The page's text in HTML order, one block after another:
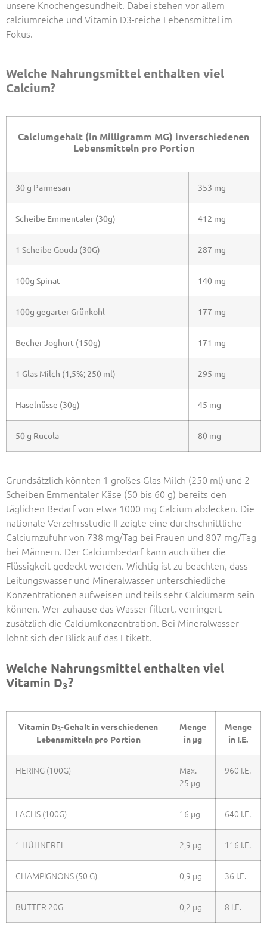
unsere Knochengesundheit. Dabei stehen vor allem
calciumreiche und Vitamin D3-reiche Lebensmittel im
Fokus.
Welche Nahrungsmittel enthalten viel
Calcium?
Calciumgehalt (in Milligramm MG) inverschiedenen
Lebensmitteln pro Portion
30 g Parmesan 353 mg
Scheibe Emmentaler (30g) 412 mg
1 Scheibe Gouda (30G) 287 mg
100g Spinat 140 mg
100g gegarter Grünkohl 177 mg
Becher Joghurt (150g) 171 mg
1 Glas Milch (1,5%; 250 ml) 295 mg
Haselnüsse (30g) 45 mg
50 g Rucola 80 mg
Grundsätzlich könnten 1 großes Glas Milch (250 ml) und 2
Scheiben Emmentaler Käse (50 bis 60 g) bereits den
täglichen Bedarf von etwa 1000 mg Calcium abdecken. Die
nationale Verzehrsstudie II zeigte eine durchschnittliche
Calciumzufuhr von 738 mg/Tag bei Frauen und 807 mg/Tag
bei Männern. Der Calciumbedarf kann auch über die
Flüssigkeit gedeckt werden. Wichtig ist zu beachten, dass
Leitungswasser und Mineralwasser unterschiedliche
Konzentrationen aufweisen und teils sehr Calciumarm sein
können. Wer zuhause das Wasser filtert, verringert
zusätzlich die Calciumkonzentration. Bei Mineralwasser
lohnt sich der Blick auf das Etikett.
Welche Nahrungsmittel enthalten viel
Vitamin D3?
Vitamin D3-Gehalt in verschiedenen
Lebensmitteln pro Portion
Menge
in µg
Menge
in I.E.
HERING (100G)
Max.
25 µg
960 I.E.
LACHS (100G) 16 µg 640 I.E.
1 HÜHNEREI 2,9 µg 116 I.E.
CHAMPIGNONS (50 G) 0,9 µg 36 I.E.
BUTTER 20G 0,2 µg 8 I.E.